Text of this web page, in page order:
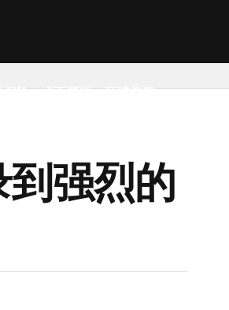
探险 桌面壁纸 环球趣闻
强烈的